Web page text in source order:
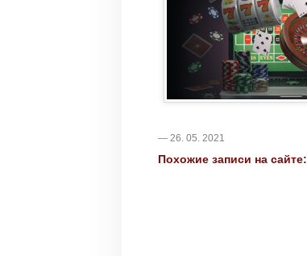
— 26. 05. 2021
Похожие записи на сайте: